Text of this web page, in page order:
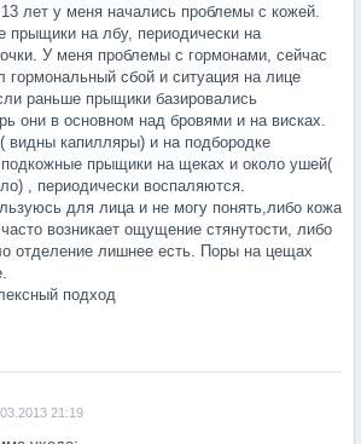
лет у меня начались проблемы с кожей.
прыщики на лбу, периодически на
У меня проблемы с гормонами, сейчас
гормональный сбой и ситуация на лице
раньше прыщики базировались
они в основном над бровями и на висках.
видны капилляры) и на подбородке
прыщики на щеках и около ушей(
, периодически воспаляются.
для лица и не могу понять,либо кожа
возникает ощущение стянутости, либо
отделение лишнее есть. Поры на цещах
подход
21:19